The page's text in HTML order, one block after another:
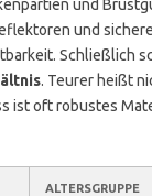
und
und
Schließlich
. Teurer heißt
ist oft robustes
ALTERSGRUPPE